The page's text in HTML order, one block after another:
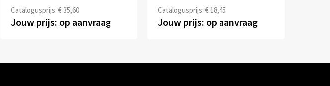
Catalogusprijs: € 35,60
Jouw prijs: op aanvraag
Catalogusprijs: € 18,45
Jouw prijs: op aanvraag